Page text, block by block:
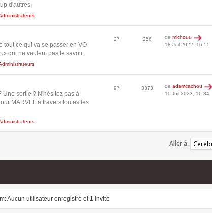
d'autres.
tout ce qui va se passer en VO
qui ne veulent pas le savoir.
27 256 de michouu
18 Juil 2022, 16:55
Une sortie ? N'hésitez pas à
MARVEL à travers toutes les
97 3373 de adamcachou
11 Juil 2023, 16:34
Aller à:
Aucun utilisateur enregistré et 1 invité